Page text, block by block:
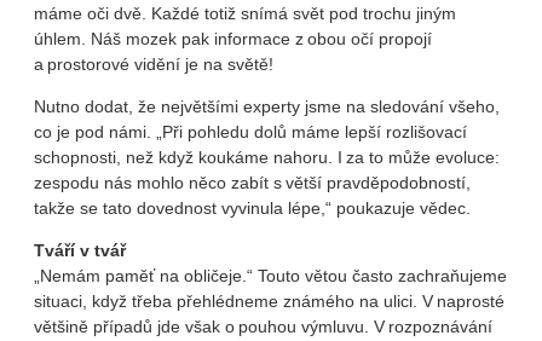
máme oči dvě. Každé totiž snímá svět pod trochu jiným
úhlem. Náš mozek pak informace z obou očí propojí
a prostorové vidění je na světě!
Nutno dodat, že největšími experty jsme na sledování všeho,
co je pod námi. „Při pohledu dolů máme lepší rozlišovací
schopnosti, než když koukáme nahoru. I za to může evoluce:
zespodu nás mohlo něco zabít s větší pravděpodobností,
takže se tato dovednost vyvinula lépe,“ poukazuje vědec.
Tváří v tvář
„Nemám paměť na obličeje.“ Touto větou často zachraňujeme
situaci, když třeba přehlédneme známého na ulici. V naprosté
většině případů jde však o pouhou výmluvu. V rozpoznávání